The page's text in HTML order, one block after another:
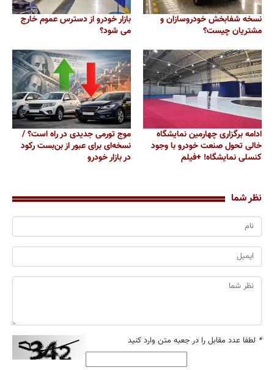
نسخه شفابخش خودروسازان و
مشتریان چیست؟
بازار خودرو از دسترس عموم خارج
می شود؟
ادامه برگزاری چهارمین نمایشگاه
خالی تحول صنعت خودرو با وجود
کنسلی نمایشگاه! +فیلم
موج تورمی جدیدی در راه است؟ /
نسخه‌ای برای عبور از بن‌بست رکود
در بازار خودرو
نظر شما
* لطفا عدد مقابل را در جعبه متن وارد کنید